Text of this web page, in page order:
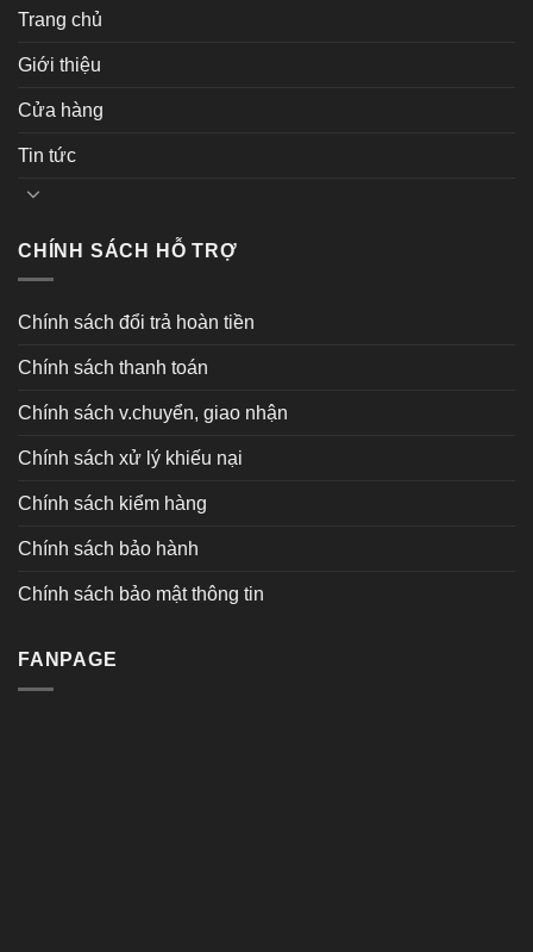
Trang chủ
Giới thiệu
Cửa hàng
Tin tức
CHÍNH SÁCH HỖ TRỢ
Chính sách đổi trả hoàn tiền
Chính sách thanh toán
Chính sách v.chuyển, giao nhận
Chính sách xử lý khiếu nại
Chính sách kiểm hàng
Chính sách bảo hành
Chính sách bảo mật thông tin
FANPAGE